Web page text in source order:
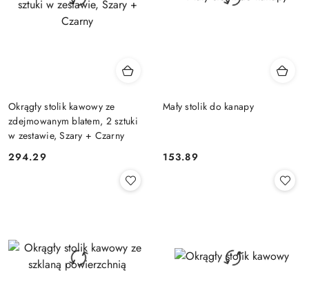
Okrągły stolik kawowy ze
zdejmowanym blatem, 2 sztuki
w zestawie, Szary + Czarny
Cena:
294.29
Mały stolik do kanapy
Cena:
153.89